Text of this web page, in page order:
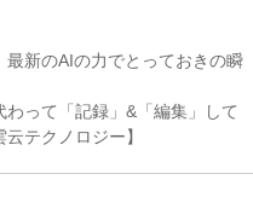
最新のAIの力でとっておきの瞬
って「記録」&「編集」して
テクノロジー】